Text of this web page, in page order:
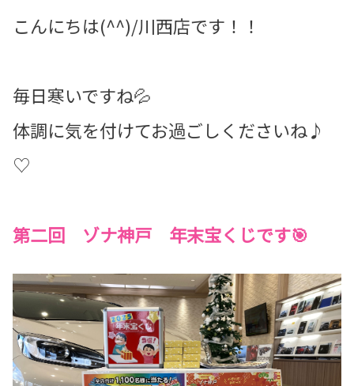
こんにちは(^^)/川西店です！！
毎日寒いですね💦
体調に気を付けてお過ごしくださいね♪
♡
第二回 ゾナ神戸 年末宝くじです🎯